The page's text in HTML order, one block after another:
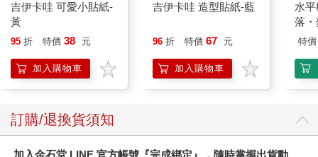
吉伊卡哇 可愛小貼紙-
黃
95 折 特價 38 元
加入購物車
吉伊卡哇 造型貼紙-藍
96 折 特價 67 元
加入購物車
水
落
特價
訂購/退換貨須知
加入金石堂 LINE 官方帳號『完成綁定』，隨時掌握出貨動